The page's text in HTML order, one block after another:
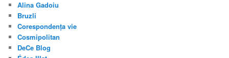
Alina Gadoiu
Bruzli
Corespondența vie
Cosmipolitan
DeCe Blog